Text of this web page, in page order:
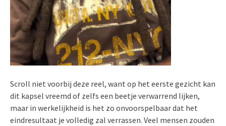
Scroll niet voorbij deze reel, want op het eerste gezicht kan
dit kapsel vreemd of zelfs een beetje verwarrend lijken,
maar in werkelijkheid is het zo onvoorspelbaar dat het
eindresultaat je volledig zal verrassen. Veel mensen zouden